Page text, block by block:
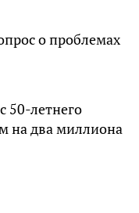
о проблемах
50-летнего
на два миллиона